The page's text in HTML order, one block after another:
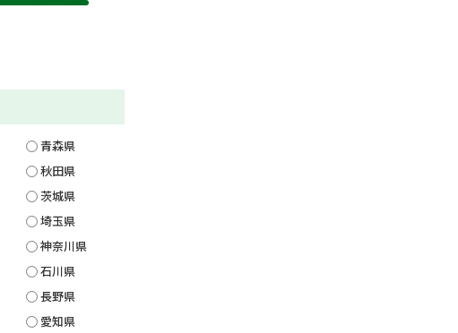
青森県
秋田県
茨城県
埼玉県
神奈川県
石川県
長野県
愛知県